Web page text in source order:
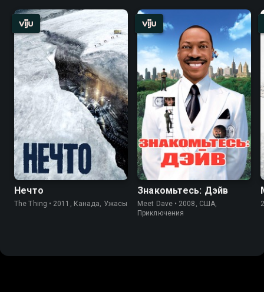
Нечто
The Thing • 2011, Канада, Ужасы
Знакомьтесь: Дэйв
Meet Dave • 2008, США,
Приключения